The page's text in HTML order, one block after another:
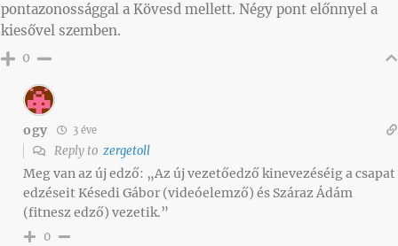
pontazonossággal a Kövesd mellett. Négy pont előnnyel a
kiesővel szemben.
0
ogy 3 éve
Reply to zergetoll
Meg van az új edző: „Az új vezetőedző kinevezéséig a csapat
edzéseit Késedi Gábor (videóelemző) és Száraz Ádám
(fitnesz edző) vezetik.”
0